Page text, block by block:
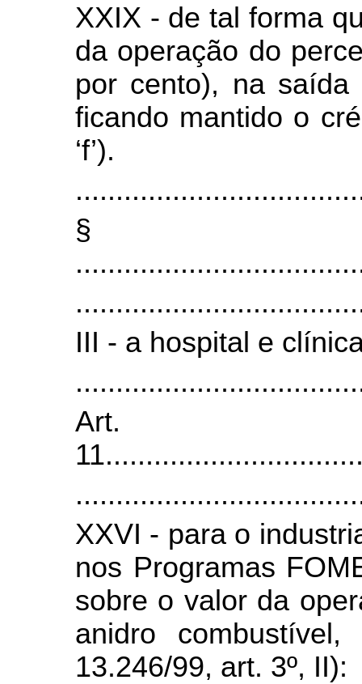
XXIX - de tal forma
da operação do
por cento), na
ficando mantido o
‘f’).
.
§
.
.
III - a hospital e
.
Art.
11.
XXVI - para o
nos Programas
sobre o valor da
anidro
13.246/99, art. 3º, II):